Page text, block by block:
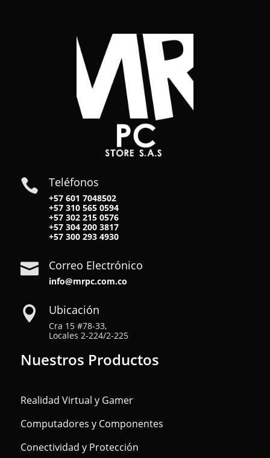
 Teléfonos
+57 601 7048502
+57310 565 0594
+57302 215 0576
+57304 200 3817
+57300 293 4930
 Correo Electrónico
info@mrpc.com.co
 Ubicación
Cra 15 #78-33,
Locales 2-224/2-225
Nuestros Productos
Realidad Virtual y Gamer
Computadores y Componentes
Conectividad y Protección